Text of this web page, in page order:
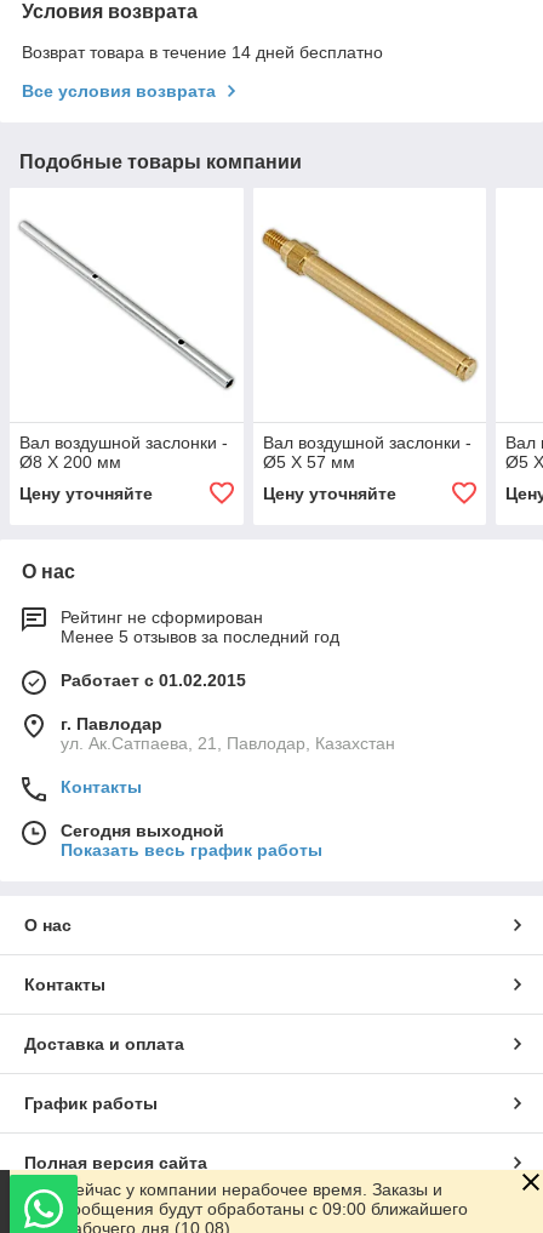
Условия возврата
Возврат товара в течение 14 дней бесплатно
Все условия возврата
Подобные товары компании
Вал воздушной заслонки -
Ø8 X 200 мм
Цену уточняйте
Вал воздушной заслонки -
Ø5 X 57 мм
Цену уточняйте
Вал
Ø5
О нас
Рейтинг не сформирован
Менее 5 отзывов за последний год
Работает с 01.02.2015
г. Павлодар
ул. Ак.Сатпаева, 21, Павлодар, Казахстан
Контакты
Сегодня выходной
Показать весь график работы
О нас
Контакты
Доставка и оплата
График работы
Полная версия сайта
Сайт создан на маркетплейсе
Сейчас у компании нерабочее время. Заказы и
сообщения будут обработаны с 09:00 ближайшего
рабочего дня (10.08)